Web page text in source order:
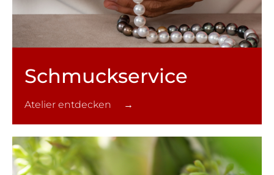
Schmuck­service
Atelier entdecken →